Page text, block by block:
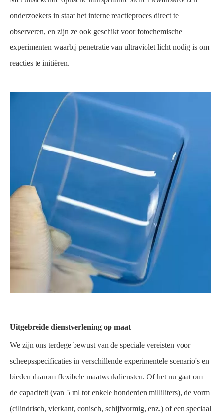
onderzoekers in staat het interne reactieproces direct te
observeren, en zijn ze ook geschikt voor fotochemische
experimenten waarbij penetratie van ultraviolet licht nodig is om
reacties te initiëren.
Uitgebreide dienstverlening op maat
We zijn ons terdege bewust van de speciale vereisten voor
scheepsspecificaties in verschillende experimentele scenario's en
bieden daarom flexibele maatwerkdiensten. Of het nu gaat om
de capaciteit (van 5 ml tot enkele honderden milliliters), de vorm
(cilindrisch, vierkant, conisch, schijfvormig, enz.) of een speciaal